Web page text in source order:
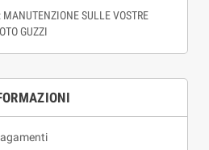
MANUTENZIONE SULLE VOSTRE
GUZZI